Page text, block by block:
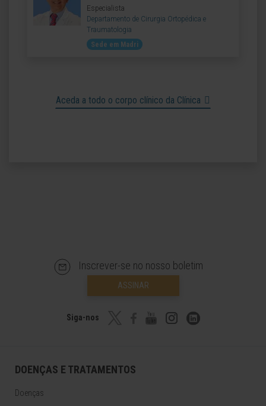
Especialista
Departamento de Cirurgia Ortopédica e
Traumatologia
Sede em Madri
Aceda a todo o corpo clínico da Clínica
Inscrever-se no nosso boletim
ASSINAR
Siga-nos
DOENÇAS E TRATAMENTOS
Doenças